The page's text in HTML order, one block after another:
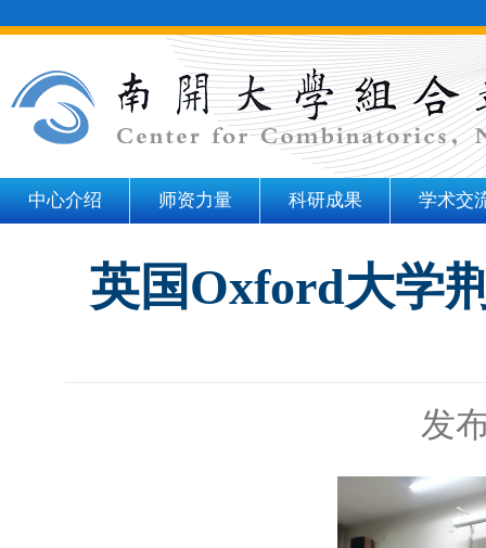
中心介绍 师资力量 科研成果 学术交
英国Oxford大学
发